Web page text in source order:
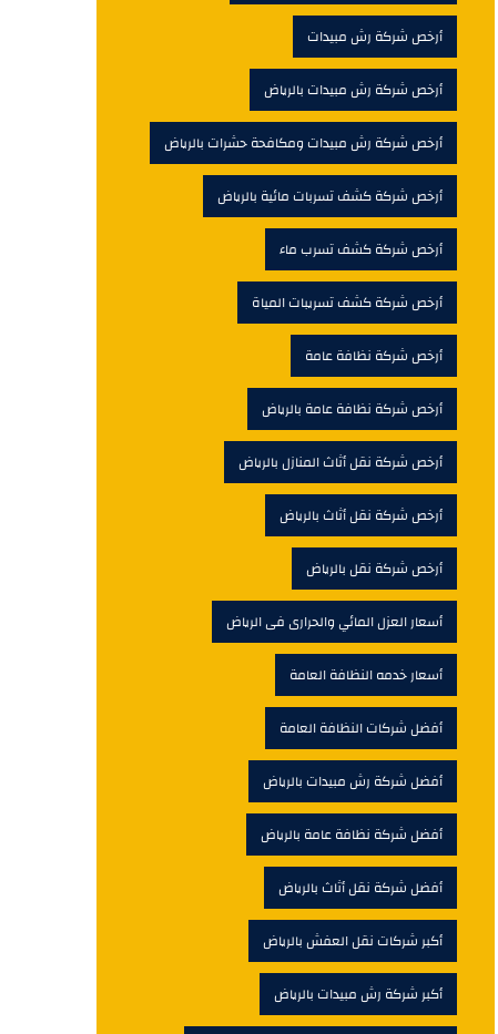
أرخص شركة رش مبيدات
أرخص شركة رش مبيدات بالرياض
أرخص شركة رش مبيدات ومكافحة حشرات بالرياض
أرخص شركة كشف تسربات مائية بالرياض
أرخص شركة كشف تسرب ماء
أرخص شركة كشف تسريبات المياة
أرخص شركة نظافة عامة
أرخص شركة نظافة عامة بالرياض
أرخص شركة نقل أثاث المنازل بالرياض
أرخص شركة نقل أثاث بالرياض
أرخص شركة نقل بالرياض
أسعار العزل المائي والحرارى فى الرياض
أسعار خدمه النظافة العامة
أفضل شركات النظافة العامة
أفضل شركة رش مبيدات بالرياض
أفضل شركة نظافة عامة بالرياض
أفضل شركة نقل أثاث بالرياض
أكبر شركات نقل العفش بالرياض
أكبر شركة رش مبيدات بالرياض